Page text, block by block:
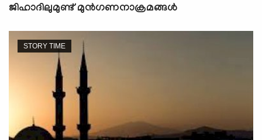
ജിഹാദിലുമുണ്ട് മുന്‍ഗണനാക്രമങ്ങള്‍
STORY TIME